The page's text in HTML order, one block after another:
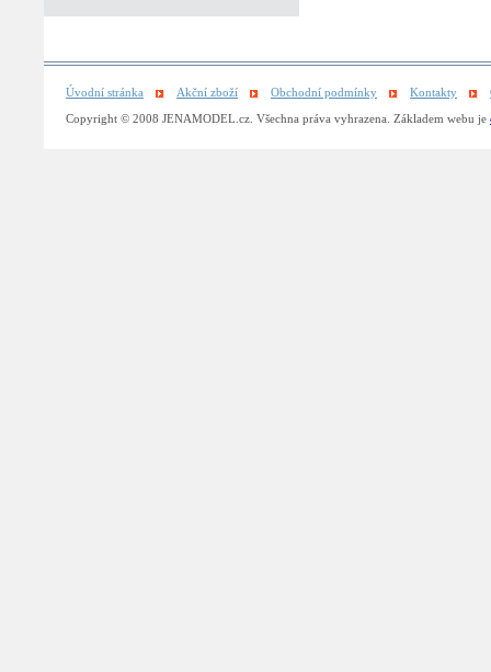
Úvodní stránka Akční zboží Obchodní podmínky Kontakty
Copyright © 2008 JENAMODEL.cz. Všechna práva vyhrazena. Základem webu je